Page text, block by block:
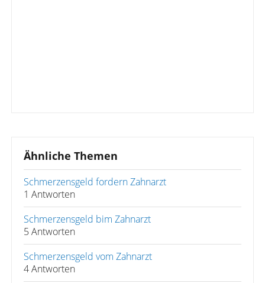
Ähnliche Themen
Schmerzensgeld fordern Zahnarzt
1 Antworten
Schmerzensgeld bim Zahnarzt
5 Antworten
Schmerzensgeld vom Zahnarzt
4 Antworten